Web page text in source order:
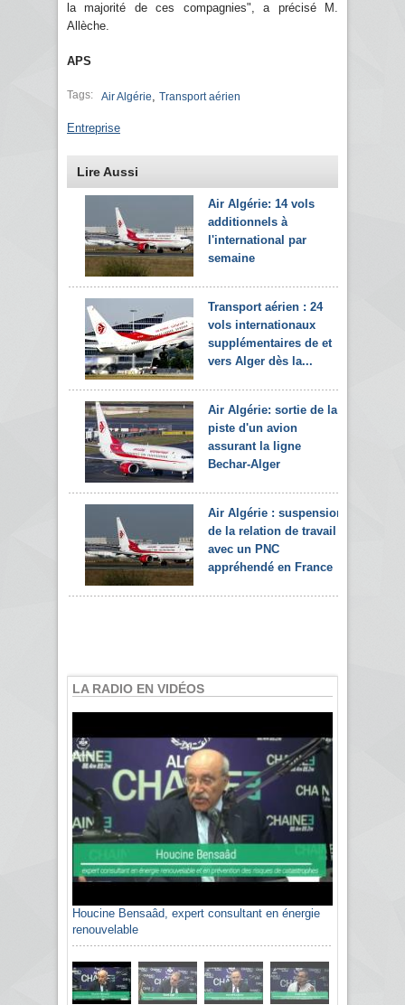
la majorité de ces compagnies", a précisé M.
Allèche.
APS
Tags: Air Algérie Transport aérien
Entreprise
Lire Aussi
Air Algérie: 14 vols
additionnels à
l'international par
semaine
Transport aérien : 24
vols internationaux
supplémentaires de et
vers Alger dès la...
Air Algérie: sortie de la
piste d'un avion
assurant la ligne
Bechar-Alger
Air Algérie : suspension
de la relation de travail
avec un PNC
appréhendé en France
LA RADIO EN VIDÉOS
Houcine Bensaâd, expert consultant en énergie
renouvelable